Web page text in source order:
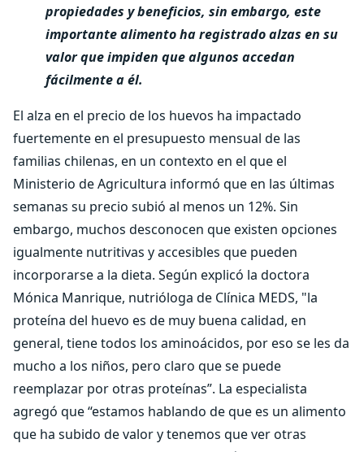
propiedades y beneficios, sin embargo, este
importante alimento ha registrado alzas en su
valor que impiden que algunos accedan
fácilmente a él.
El alza en el precio de los huevos ha impactado
fuertemente en el presupuesto mensual de las
familias chilenas, en un contexto en el que el
Ministerio de Agricultura informó que en las últimas
semanas su precio subió al menos un 12%. Sin
embargo, muchos desconocen que existen opciones
igualmente nutritivas y accesibles que pueden
incorporarse a la dieta. Según explicó la doctora
Mónica Manrique, nutrióloga de Clínica MEDS, "la
proteína del huevo es de muy buena calidad, en
general, tiene todos los aminoácidos, por eso se les da
mucho a los niños, pero claro que se puede
reemplazar por otras proteínas”. La especialista
agregó que “estamos hablando de que es un alimento
que ha subido de valor y tenemos que ver otras